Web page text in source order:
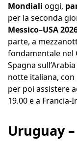
Mondiali oggi,
per la seconda
Messico–USA
parte, a
fondamentale nel
Spagna
notte italiana, con
per poi assistere
19.00 e a Francia-
Uruguay